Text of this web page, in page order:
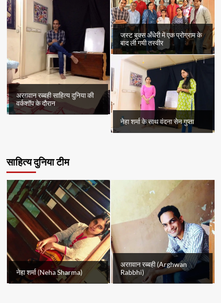
अरग़वान रब्बही साहित्य दुनिया की
वर्कशॉप के दौरान
जस्ट बुक्स अँधेरी में एक प्रोग्राम के
बाद ली गयी तस्वीर
नेहा शर्मा के साथ वंदना सेन गुप्ता
साहित्य दुनिया टीम
नेहा शर्मा (Neha Sharma)
अरग़वान रब्बही (Arghwan
Rabbhi)